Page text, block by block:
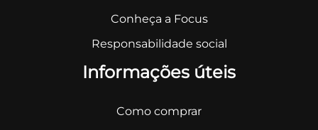
Conheça a Focus
Responsabilidade social
Informações úteis
Como comprar